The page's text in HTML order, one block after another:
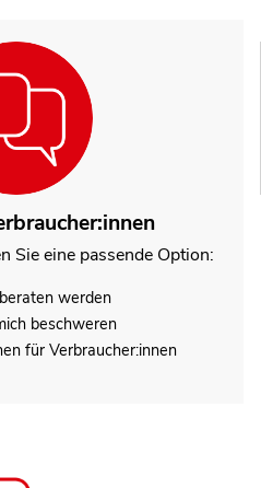
Sie eine passende Option:
werden
beschweren
für Verbraucher:innen